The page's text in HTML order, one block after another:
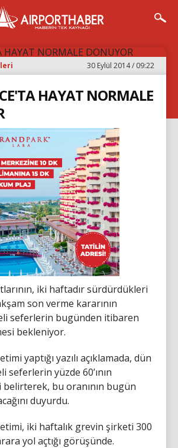
30 Eylül 2014 / 09:22
HAYAT NORMALE
iki haftadır sürdürdükleri
son verme kararının
seferlerin bugünden itibaren
bekleniyor.
yaptığı yazılı açıklamada, dün
seferlerin yüzde 60’ının
bu oranının bugün
duyurdu.
iki haftalık grevin şirketi 300
yol açtığı görüşünde.